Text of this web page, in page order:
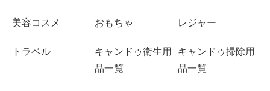
美容コスメ おもちゃ レジャー
トラベル
キャンドゥ衛生用
品一覧
キャンドゥ掃除用
品一覧